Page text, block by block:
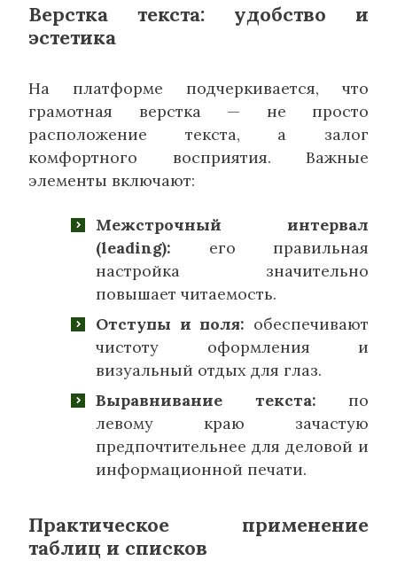
Верстка текста: удобство и
эстетика
На платформе подчеркивается, что
грамотная верстка — не просто
расположение текста, а залог
комфортного восприятия. Важные
элементы включают:
Межстрочный интервал
(leading): его правильная
настройка значительно
повышает читаемость.
Отступы и поля: обеспечивают
чистоту оформления и
визуальный отдых для глаз.
Выравнивание текста: по
левому краю зачастую
предпочтительнее для деловой и
информационной печати.
Практическое применение
таблиц и списков